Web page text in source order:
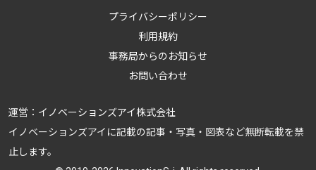
プライバシーポリシー
利用規約
事務局からのお知らせ
お問い合わせ
運営： イノベーションズアイ株式会社
イノベーションズアイに記載の記事・写真・図表など無断転載を禁
止します。